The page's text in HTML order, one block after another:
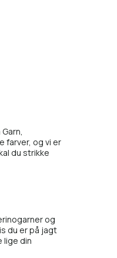
Garn,
farver, og vi er
du strikke
og
du er på jagt
lige din